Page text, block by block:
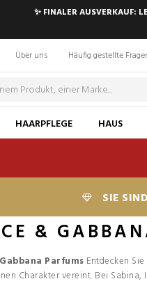
✨ FINALER AUSVERKAUF:
Über uns Häufig gestellte
HAARPFLEGE HAUS
SIE
&
Parfums Entdecken
Charakter vereint. Bei